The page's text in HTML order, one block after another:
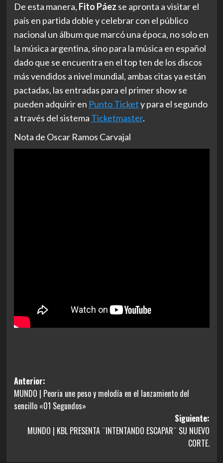
De esta manera, Fito Páez se apronta a visitar el
país en partida doble y celebrar con el público
nacional un álbum que marcó una época, no solo en
la música argentina, sino para la música en español
dado que se encuentra en el top ten de los discos
más vendidos a nivel mundial, ambas citas ya están
pactadas, las entradas para el primer show se
pueden adquirir en Punto Tickety para el segundo
a través del sistema Ticketmaster.
Nota de Oscar Ramos Carvajal
Navegación
de
entradas
Anterior:
MUNDO | Peoria une peso y melodía en el lanzamiento del
sencillo «01 Segundos»
Siguiente:
MUNDO | KBL PRESENTA ¨INTENTANDO ESCAPAR¨ SU NUEVO
CORTE.